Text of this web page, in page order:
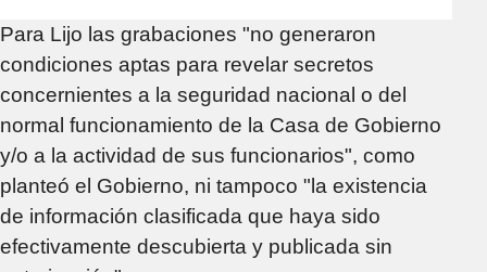
Para Lijo las grabaciones "no generaron
condiciones aptas para revelar secretos
concernientes a la seguridad nacional o del
normal funcionamiento de la Casa de Gobierno
y/o a la actividad de sus funcionarios", como
planteó el Gobierno, ni tampoco "la existencia
de información clasificada que haya sido
efectivamente descubierta y publicada sin